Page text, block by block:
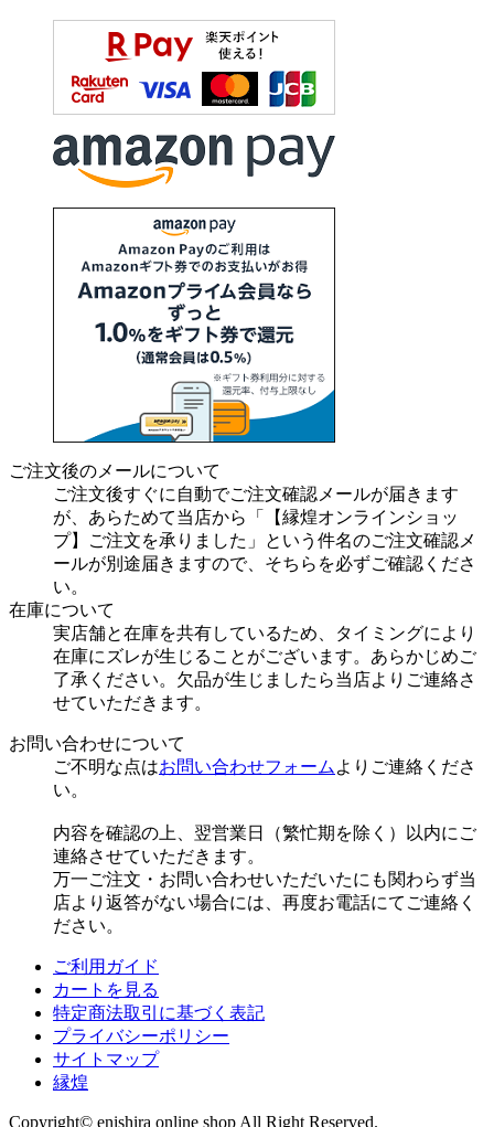
ご注文後のメールについて
ご注文後すぐに自動でご注文確認メールが届きます
が、あらためて当店から「【縁煌オンラインショッ
プ】ご注文を承りました」という件名のご注文確認メ
ールが別途届きますので、そちらを必ずご確認くださ
い。
在庫について
実店舗と在庫を共有しているため、タイミングにより
在庫にズレが生じることがございます。あらかじめご
了承ください。欠品が生じましたら当店よりご連絡さ
せていただきます。
お問い合わせについて
ご不明な点はお問い合わせフォームよりご連絡くださ
い。
内容を確認の上、翌営業日（繁忙期を除く）以内にご
連絡させていただきます。
万一ご注文・お問い合わせいただいたにも関わらず当
店より返答がない場合には、再度お電話にてご連絡く
ださい。
ご利用ガイド
カートを見る
特定商法取引に基づく表記
プライバシーポリシー
サイトマップ
縁煌
Copyright© enishira online shop All Right Reserved.